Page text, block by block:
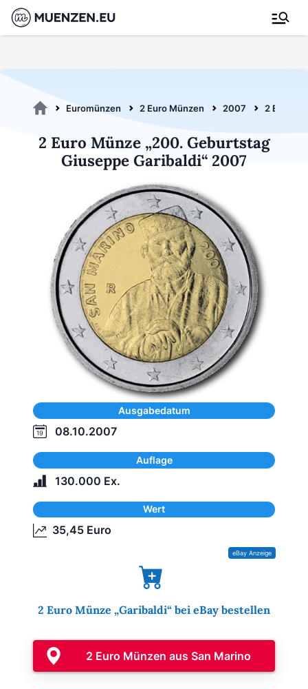
Euromünzen 2 Euro Münzen 2007 2 Euro
2 Euro Münze „200. Geburtstag
Giuseppe Garibaldi“ 2007
Ausgabedatum
08.10.2007
Auflage
130.000 Ex.
Wert
35,45 Euro
2 Euro Münze „Garibaldi“ bei eBay bestellen
2 Euro Münzen aus San Marino